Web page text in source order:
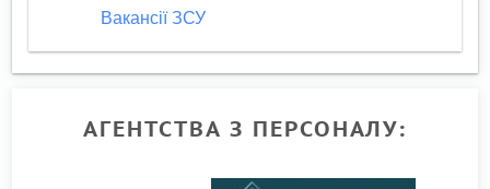
Вакансії ЗСУ
АГЕНТСТВА З ПЕРСОНАЛУ: